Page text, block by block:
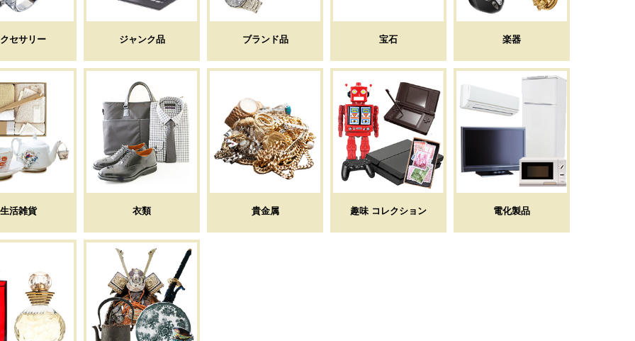
セサリー ジャンク品 ブランド品 宝石 楽器
生活雑貨 衣類 貴金属 趣味 コレクション 電化製品